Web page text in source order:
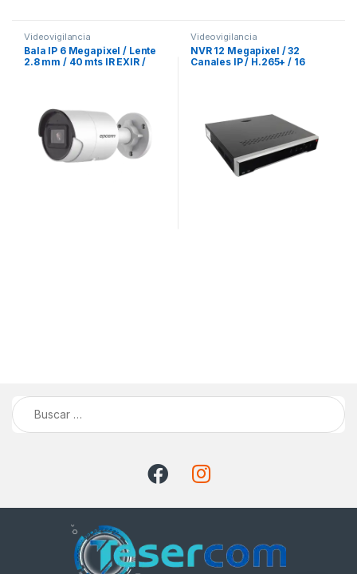
Videovigilancia
Bala IP 6 Megapixel / Lente
2.8 mm / 40 mts IR EXIR /
Falsas Alarmas) / Ultra Baja
Iluminación
Videovigilancia
NVR 12 Megapixel / 32
Canales IP / H.265+ / 16
Buscar: